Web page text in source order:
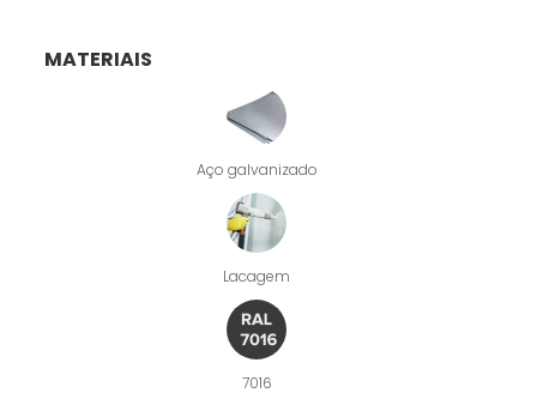
MATERIAIS
Aço galvanizado
Lacagem
7016